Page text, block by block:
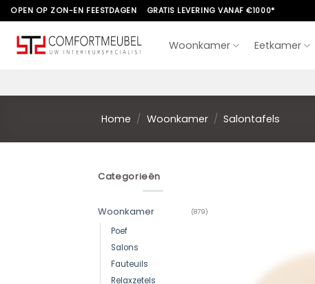
Skip
to
content
OPEN OP ZON-EN FEESTDAGEN GRATIS LEVERING VANAF €1000*
Woonkamer Eetkamer
Home / Woonkamer / Salontafels
Categorieën
Woonkamer (879)
Poef
Salons
Fauteuils
Relaxzetels